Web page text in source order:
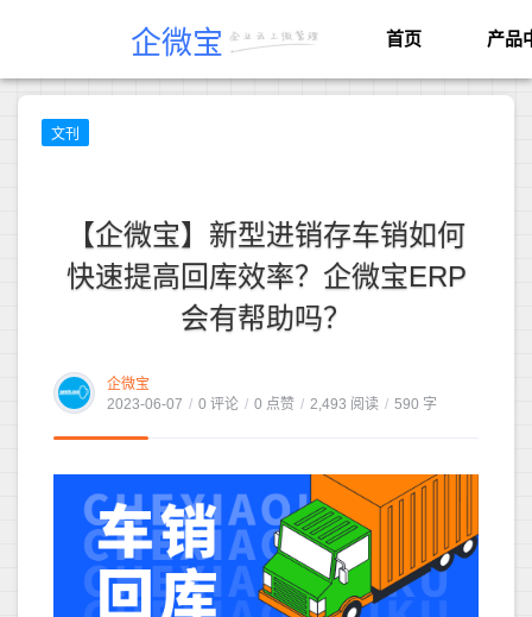
企微宝 首页 产品
文刊
【企微宝】新型进销存车销如何
快速提高回库效率？企微宝ERP
会有帮助吗？
企微宝
2023-06-07 / 0 评论 / 0 点赞 / 2,493 阅读 / 590 字